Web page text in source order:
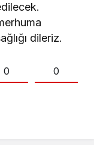
dileriz.
0 0